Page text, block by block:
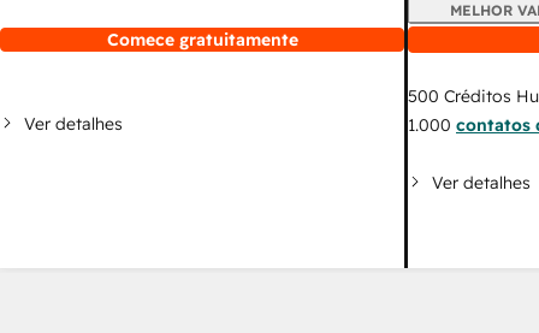
Comece gratuitamente
Ver detalhes
MELHOR
500 Créditos
1.000 contatos
Ver detalhes